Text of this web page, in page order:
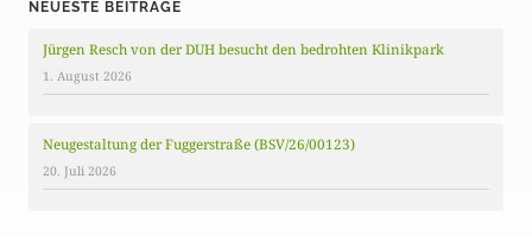
NEUESTE BEITRÄGE
Jürgen Resch von der DUH besucht den bedrohten Klinikpark
1. August 2026
Neugestaltung der Fuggerstraße (BSV/26/00123)
20. Juli 2026